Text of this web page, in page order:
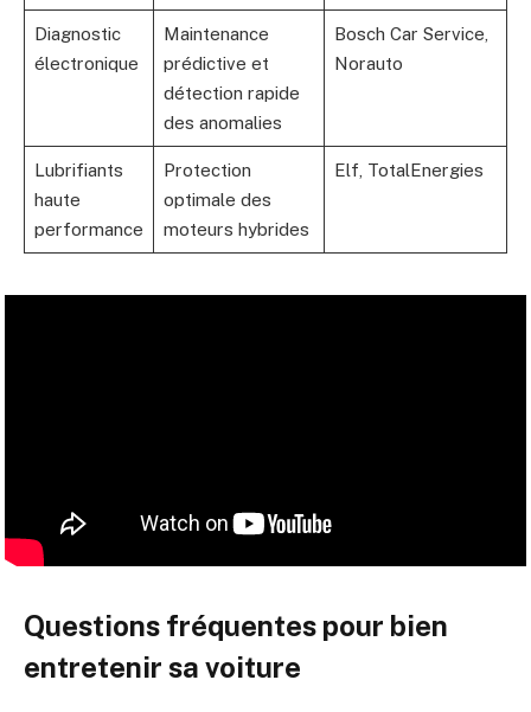
Diagnostic
électronique
Maintenance
prédictive et
détection rapide
des anomalies
Bosch Car Service,
Norauto
Lubrifiants
haute
performance
Protection
optimale des
moteurs hybrides
Elf, TotalEnergies
Questions fréquentes pour bien
entretenir sa voiture